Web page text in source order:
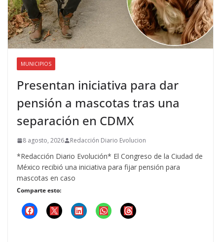
MUNICIPIOS
Presentan iniciativa para dar
pensión a mascotas tras una
separación en CDMX
8 agosto, 2026 Redacción Diario Evolucion
*Redacción Diario Evolución* El Congreso de la Ciudad de
México recibió una iniciativa para fijar pensión para
mascotas en caso
Comparte esto: